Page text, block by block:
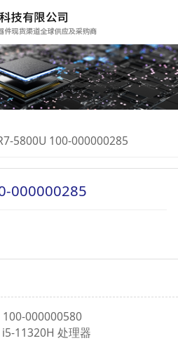
100-
5800U 100-000000285
000000285
000000580
11320H 处理器